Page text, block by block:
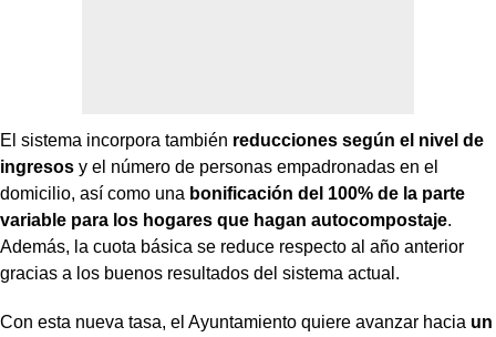
El sistema incorpora también reducciones según el nivel de
ingresos y el número de personas empadronadas en el
domicilio, así como una bonificación del 100% de la parte
variable para los hogares que hagan autocompostaje.
Además, la cuota básica se reduce respecto al año anterior
gracias a los buenos resultados del sistema actual.
Con esta nueva tasa, el Ayuntamiento quiere avanzar hacia un